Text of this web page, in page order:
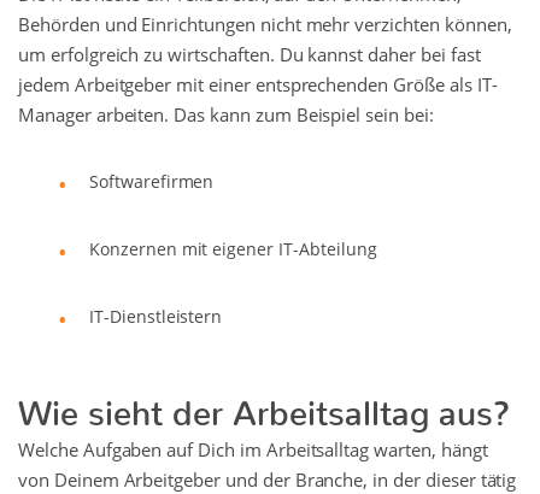
Behörden und Einrichtungen nicht mehr verzichten können,
um erfolgreich zu wirtschaften. Du kannst daher bei fast
jedem Arbeitgeber mit einer entsprechenden Größe als IT-
Manager arbeiten. Das kann zum Beispiel sein bei:
Softwarefirmen
Konzernen mit eigener IT-Abteilung
IT-Dienstleistern
Wie sieht der Arbeitsalltag aus?
Welche Aufgaben auf Dich im Arbeitsalltag warten, hängt
von Deinem Arbeitgeber und der Branche, in der dieser tätig